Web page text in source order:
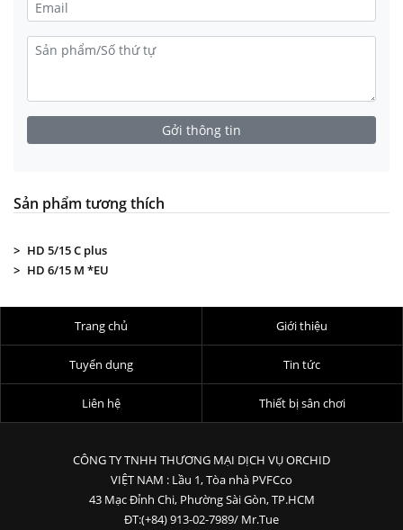
Sản phẩm tương thích
HD 5/15 C plus
HD 6/15 M *EU
Trang chủ Giới thiệu
Tuyển dụng Tin tức
Liên hệ Thiết bị sân chơi
CÔNG TY TNHH THƯƠNG MẠI DỊCH VỤ ORCHID
VIỆT NAM : Lầu 1, Tòa nhà PVFCco
43 Mạc Đỉnh Chi, Phường Sài Gòn, TP.HCM
ĐT:(+84) 913-02-7989/ Mr.Tue